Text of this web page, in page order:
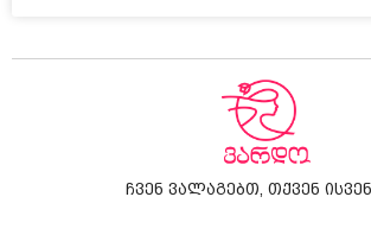
ჩვენ ვალაგებთ, თქვენ